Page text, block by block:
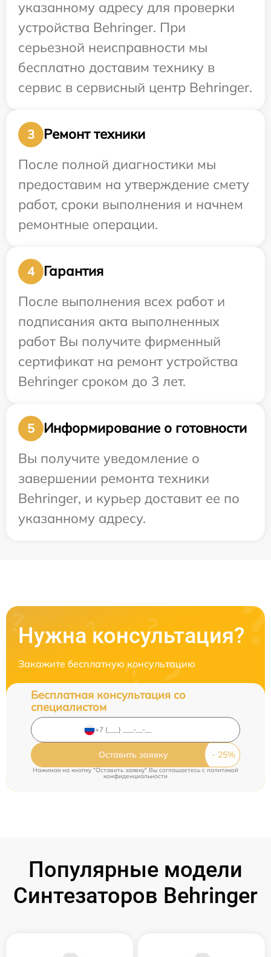
указанному адресу для проверки
устройства Behringer. При
серьезной неисправности мы
бесплатно доставим технику в
сервис в сервисный центр Behringer.
3
Ремонт техники
После полной диагностики мы
предоставим на утверждение смету
работ, сроки выполнения и начнем
ремонтные операции.
4
Гарантия
После выполнения всех работ и
подписания акта выполненных
работ Вы получите фирменный
сертификат на ремонт устройства
Behringer сроком до 3 лет.
5
Информирование о готовности
Вы получите уведомление о
завершении ремонта техники
Behringer, и курьер доставит ее по
указанному адресу.
Нужна консультация?
Закажите бесплатную консультацию
Бесплатная консультация со
специалистом
Оставить заявку
Нажимая на кнопку "Оставить заявку" Вы соглашаетесь cполитикой
конфиденциальности
Популярные модели
Синтезаторов Behringer